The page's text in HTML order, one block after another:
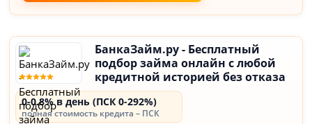
БанкаЗайм.ру - Бесплатный
подбор займа онлайн с любой
кредитной историей без отказа
0-0.8% в день (ПСК 0-292%)
полная стоимость кредита – ПСК